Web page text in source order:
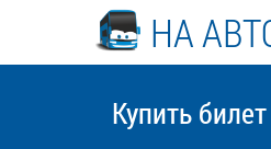
НА
Купить билет